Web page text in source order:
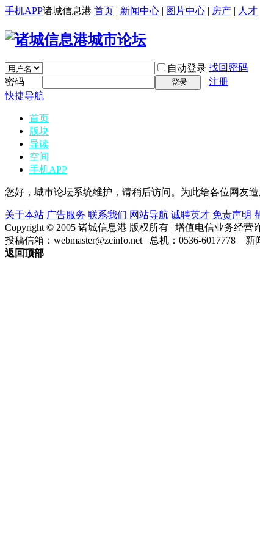
手机APP诸城信息港 首页 | 新闻中心 | 图片中心 | 房产 | 人才
自动登录 找回密码
密码
登录
注册
快捷导航
首页
版块
导读
空间
手机APP
您好，城市论坛系统维护，请稍后访问。为此给各位网友造
关于本站 广告服务 联系我们 网站导航 诚聘英才 免责声明
Copyright © 2005 诸城信息港 版权所有 | 增值电信业务经营
投稿信箱：webmaster@zcinfo.net 总机：0536-6017778
返回顶部